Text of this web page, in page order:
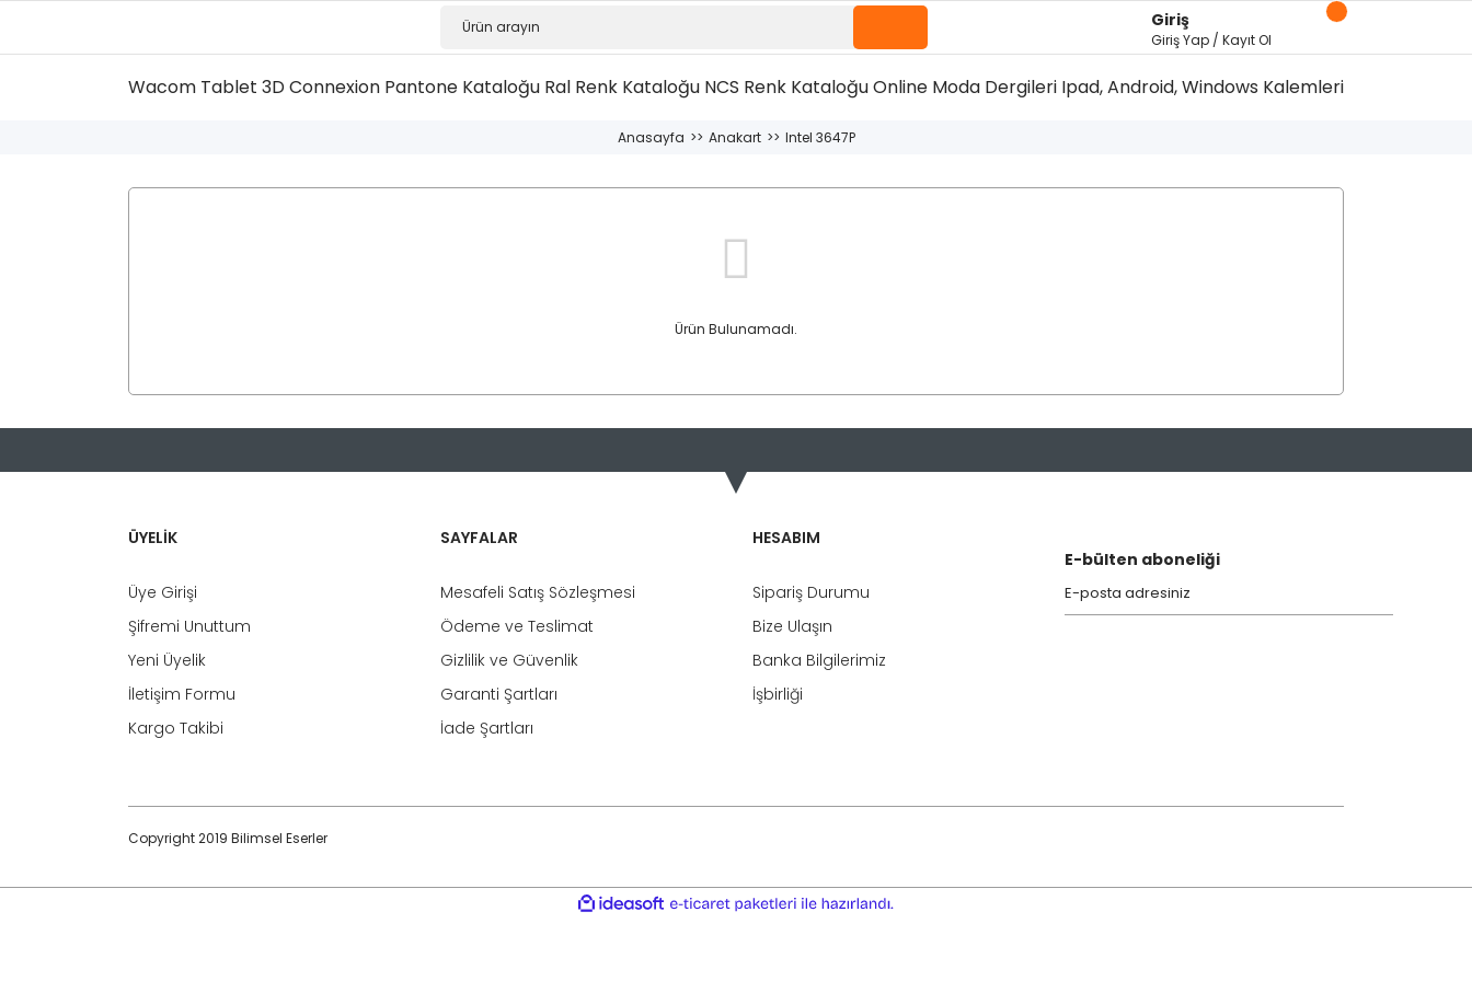
Giriş
Giriş Yap / Kayıt Ol
Wacom Tablet 3D Connexion Pantone Kataloğu Ral Renk Kataloğu NCS Renk KataloğuOnline Moda Dergileri Ipad, Android, Windows Kalemleri
Anasayfa Anakart Intel 3647P
Ürün Bulunamadı.
ÜYELİK
Üye Girişi
Şifremi Unuttum
Yeni Üyelik
İletişim Formu
Kargo Takibi
SAYFALAR
Mesafeli Satış Sözleşmesi
Ödeme ve Teslimat
Gizlilik ve Güvenlik
Garanti Şartları
İade Şartları
HESABIM
Sipariş Durumu
Bize Ulaşın
Banka Bilgilerimiz
İşbirliği
E-bülten aboneliği
Copyright 2019 Bilimsel Eserler
ideasoft
e-